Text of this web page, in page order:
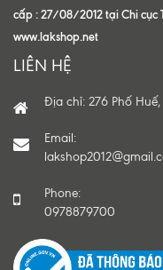
cấp : 27/08/2012 tại Chi cục
www.lakshop.net
LIÊN HỆ
Địa chỉ: 276 Phố
Email:
Phone:
0978879700